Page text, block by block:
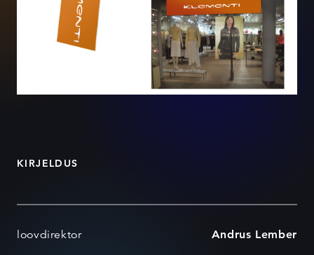
KIRJELDUS
loovdirektor Andrus Lember